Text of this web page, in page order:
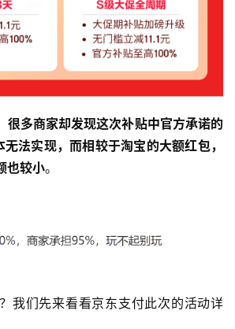
很多商家却发现这次补贴中官方承诺的
法实现，而相较于淘宝的大额红包，
也较小。
我们先来看看京东支付此次的活动详